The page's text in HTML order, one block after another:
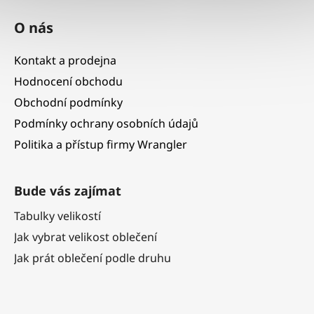
O nás
Kontakt a prodejna
Hodnocení obchodu
Obchodní podmínky
Podmínky ochrany osobních údajů
Politika a přístup firmy Wrangler
Bude vás zajímat
Tabulky velikostí
Jak vybrat velikost oblečení
Jak prát oblečení podle druhu